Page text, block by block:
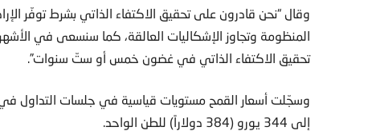
وقال “نحن قادرون على تحقيق الاكتفاء الذاتي بشرط توفّر
المنظومة وتجاوز الإشكاليات العالقة، كما سنسعى في
تحقيق الاكتفاء الذاتي في غضون خمس أو ستّ سنوات”.
وسجّلت أسعار القمح مستويات قياسية في جلسات التداول
إلى 344 يورو (384 دولاراً) للطن الواحد.